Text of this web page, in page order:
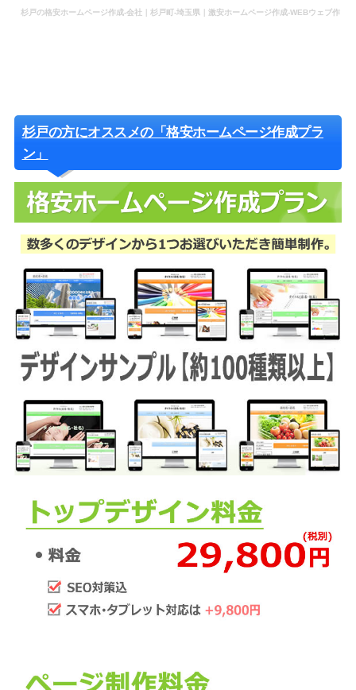
杉戸の格安ホームページ作成-会社｜杉戸町-埼玉県｜激安ホームページ作成-WEBウェブ作
杉戸の方にオススメの「格安ホームページ作成プラ
ン」